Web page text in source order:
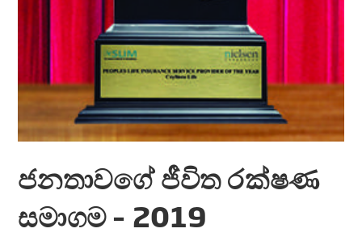
ජනතාවගේ ජීවිත රක්ෂණ
සමාගම – 2019